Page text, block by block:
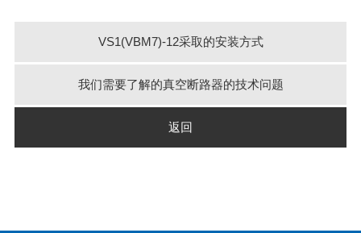
VS1(VBM7)-12采取的安装方式
我们需要了解的真空断路器的技术问题
返回